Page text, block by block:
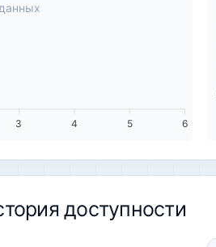
6
5
4
3
доступности